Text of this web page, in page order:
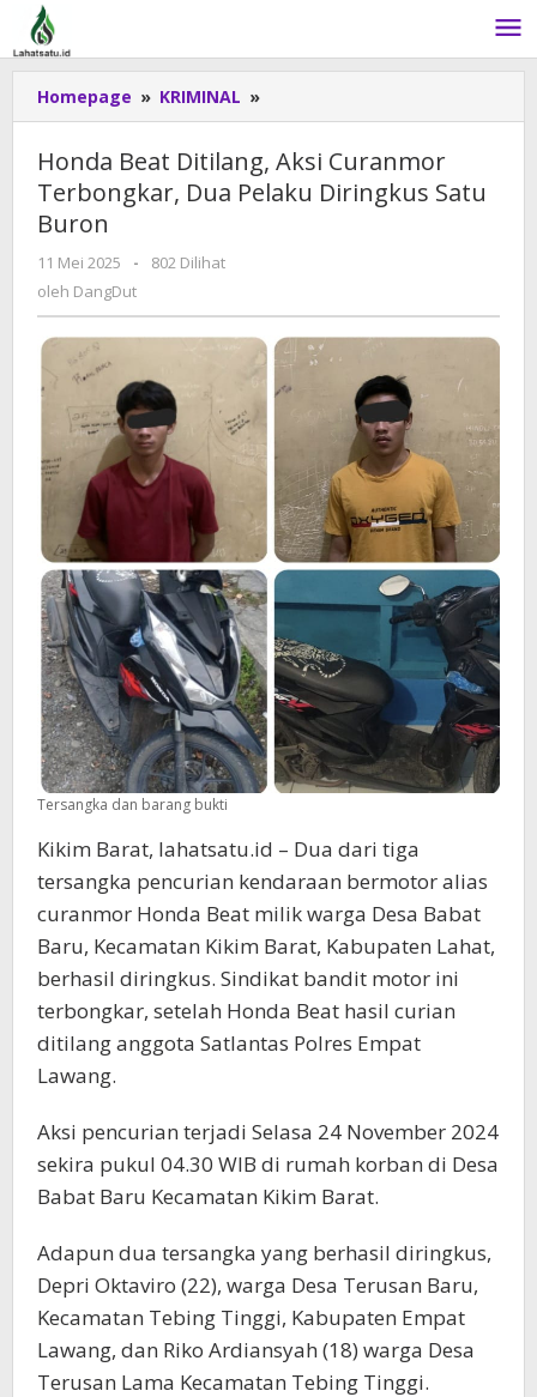
Lewati
konten
Homepage » KRIMINAL »
Beat
Ditilang,
Aksi
Curanmor
Satu
Buron
Honda Beat Ditilang, Aksi Curanmor
Terbongkar, Dua Pelaku Diringkus Satu
Buron
11 Mei 2025
oleh
DangDut
-
802 Dilihat
oleh DangDut
Tersangka dan barang bukti
Kikim Barat, lahatsatu.id – Dua dari tiga
tersangka pencurian kendaraan bermotor alias
curanmor Honda Beat milik warga Desa Babat
Baru, Kecamatan Kikim Barat, Kabupaten Lahat,
berhasil diringkus. Sindikat bandit motor ini
terbongkar, setelah Honda Beat hasil curian
ditilang anggota Satlantas Polres Empat
Lawang.
Aksi pencurian terjadi Selasa 24 November 2024
sekira pukul 04.30 WIB di rumah korban di Desa
Babat Baru Kecamatan Kikim Barat.
Adapun dua tersangka yang berhasil diringkus,
Depri Oktaviro (22), warga Desa Terusan Baru,
Kecamatan Tebing Tinggi, Kabupaten Empat
Lawang, dan Riko Ardiansyah (18) warga Desa
Terusan Lama Kecamatan Tebing Tinggi.